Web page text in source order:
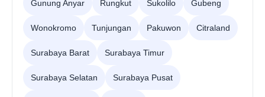
Gunung Anyar Rungkut Sukolilo Gubeng
Wonokromo Tunjungan Pakuwon Citraland
Surabaya Barat Surabaya Timur
Surabaya Selatan Surabaya Pusat